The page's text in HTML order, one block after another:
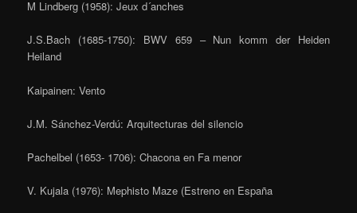
M Lindberg (1958): Jeux d´anches
J.S.Bach (1685-1750): BWV 659 – Nun komm der Heiden
Heiland
Kaipainen: Vento
J.M. Sánchez-Verdú: Arquitecturas del silencio
Pachelbel (1653- 1706): Chacona en Fa menor
V. Kujala (1976): Mephisto Maze (Estreno en España